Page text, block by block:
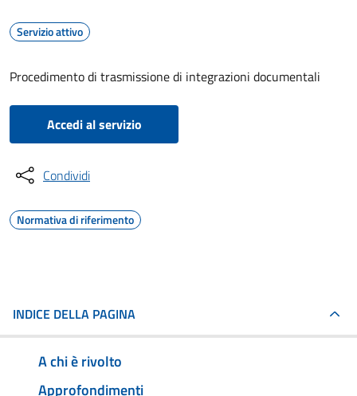
Servizio attivo
Procedimento di trasmissione di integrazioni documentali
Accedi al servizio
Condividi
Normativa di riferimento
INDICE DELLA PAGINA
A chi è rivolto
Approfondimenti